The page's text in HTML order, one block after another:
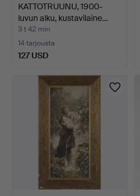
KATTOTRUUNU, 1900-
luvun alku, kustavilaine…
3 t 42 min
14 tarjousta
127 USD